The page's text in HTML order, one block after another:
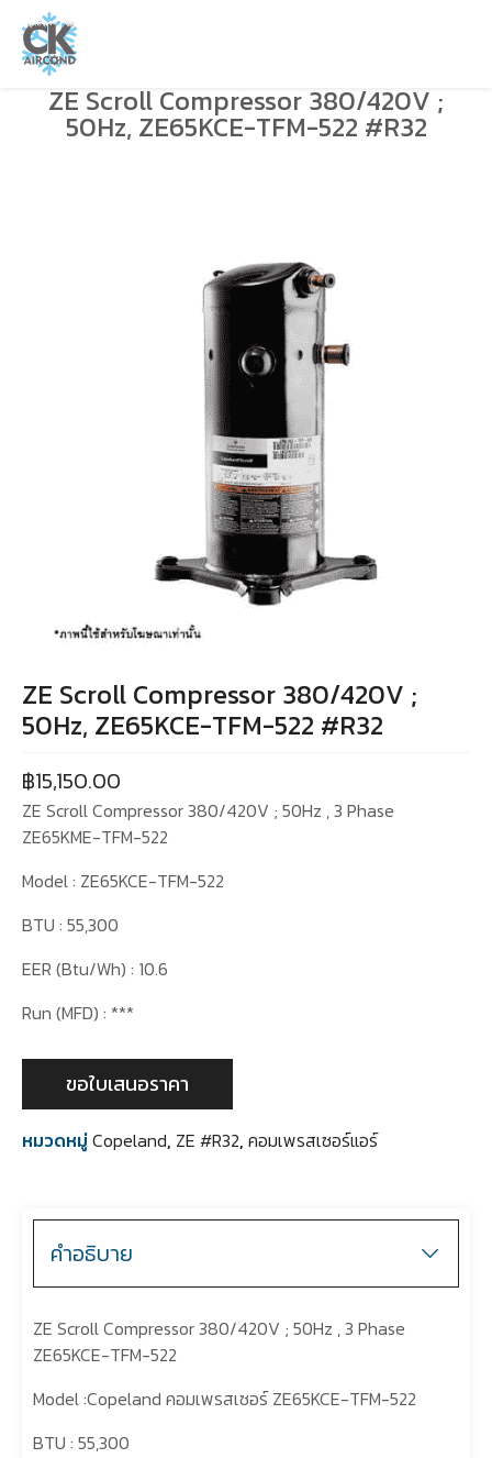
ZE Scroll Compressor 380/420V ;
50Hz, ZE65KCE-TFM-522 #R32
ZE Scroll Compressor 380/420V ;
50Hz, ZE65KCE-TFM-522 #R32
฿15,150.00
ZE Scroll Compressor 380/420V ; 50Hz , 3 Phase
ZE65KME-TFM-522
Model : ZE65KCE-TFM-522
BTU : 55,300
EER (Btu/Wh) : 10.6
Run (MFD) : ***
ขอใบเสนอราคา
หมวดหมู่Copeland, ZE #R32, คอมเพรสเซอร์แอร์
คำอธิบาย
ZE Scroll Compressor 380/420V ; 50Hz , 3 Phase
ZE65KCE-TFM-522
Model :Copeland คอมเพรสเซอร์ ZE65KCE-TFM-522
BTU : 55,300